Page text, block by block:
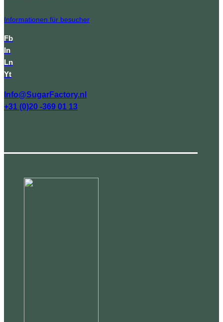
Informationen für besucher
Fb
In
Ln
Yt
Info@SugarFactory.nl
+31 (0)20 -369 01 13